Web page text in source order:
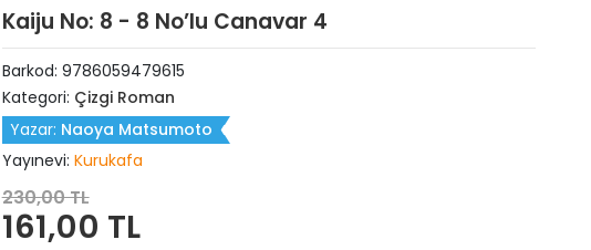
Kaiju No: 8 - 8 No’lu Canavar 4
Barkod: 9786059479615
Kategori: Çizgi Roman
Yazar: Naoya Matsumoto
Yayınevi: Kurukafa
230,00 TL
161,00 TL